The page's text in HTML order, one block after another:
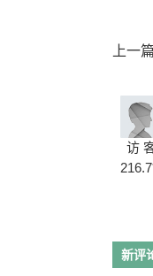
上一
访
新评